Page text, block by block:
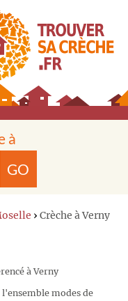
à
GO
› Crèche à Verny
à Verny
modes de